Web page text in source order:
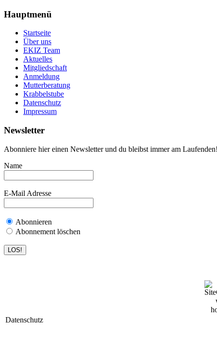
Hauptmenü
Startseite
Über uns
EKIZ Team
Aktuelles
Mitgliedschaft
Anmeldung
Mutterberatung
Krabbelstube
Datenschutz
Impressum
Newsletter
Abonniere hier einen Newsletter und du bleibst immer am
Name
E-Mail Adresse
Abonnieren
Abonnement löschen
Datenschutz